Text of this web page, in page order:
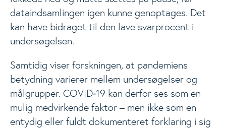
dataindsamlingen igen kunne genoptages. Det
kan have bidraget til den lave svarprocent i
undersøgelsen.
Samtidig viser forskningen, at pandemiens
betydning varierer mellem undersøgelser og
målgrupper. COVID‑19 kan derfor ses som en
mulig medvirkende faktor – men ikke som en
entydig eller fuldt dokumenteret forklaring i sig